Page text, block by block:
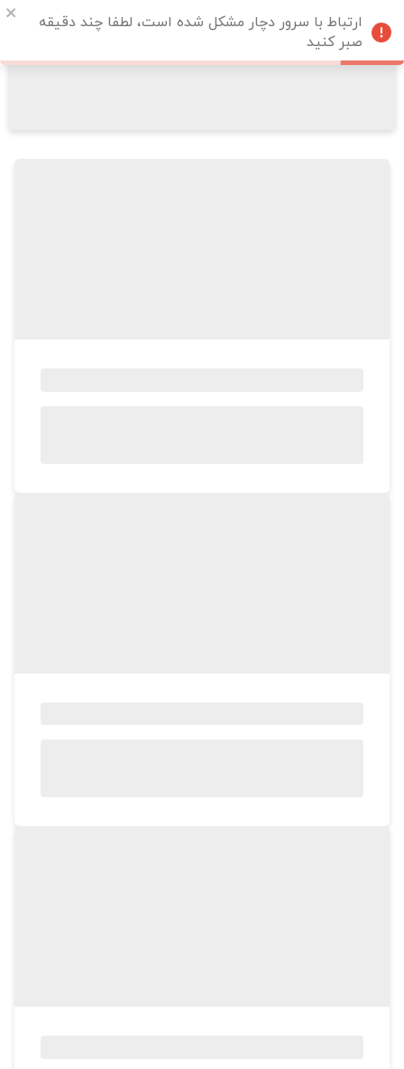
ارتباط با سرور دچار مشکل شده است، لطفا چند دقیقه
صبر کنید